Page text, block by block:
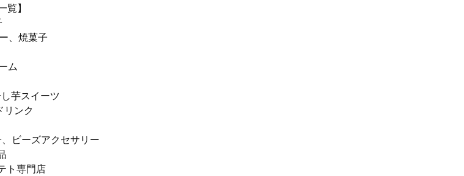
】
、焼菓子
ム
芋スイーツ
ンク
ビーズアクセサリー
ト専門店